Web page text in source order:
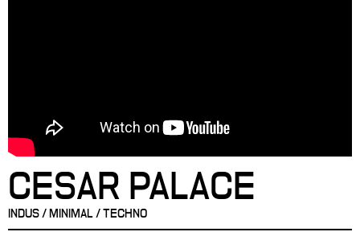
CESAR PALACE
INDUS / MINIMAL / TECHNO